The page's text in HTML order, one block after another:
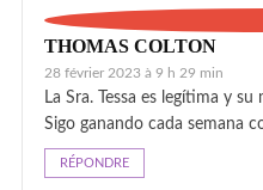
THOMAS COLTON
28 février 2023 à 9 h 29 min
La Sra. Tessa es legítima y
Sigo ganando cada semana
RÉPONDRE